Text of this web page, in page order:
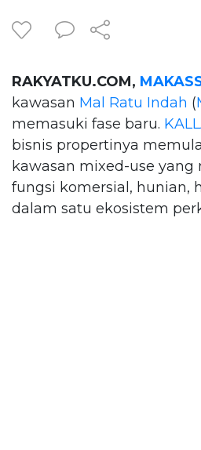
RAKYATKU.COM,
kawasan Mal Ratu Indah (
memasuki fase baru.
bisnis propertinya
kawasan mixed-use
fungsi komersial, hunian,
dalam satu ekosistem